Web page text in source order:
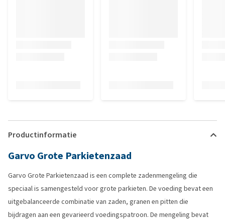
Productinformatie
Garvo Grote Parkietenzaad
Garvo Grote Parkietenzaad is een complete zadenmengeling die
speciaal is samengesteld voor grote parkieten. De voeding bevat een
uitgebalanceerde combinatie van zaden, granen en pitten die
bijdragen aan een gevarieerd voedingspatroon. De mengeling bevat